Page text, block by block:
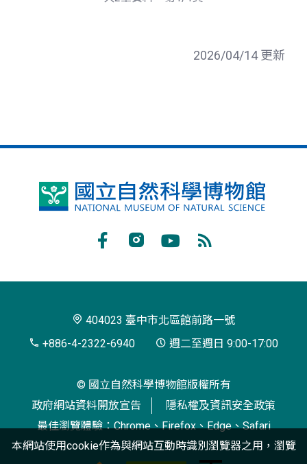
2026/04/14 更新
國
博
閱
404023 臺中市北區館前路一號
+886-4-2322-6940
週二至週日 9:00-17:00
© 國立自然科學博物館版權所有
政府網站資料開放宣告
隱私權及資訊安全政策
最佳瀏覽體驗：Chrome、Firefox、Edge、Safari
本網站使用cookie作為與網站互動時識別瀏覽器之用，瀏覽